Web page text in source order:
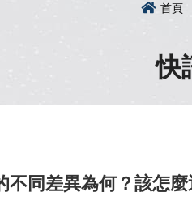
首頁
快
不同差異為何？該怎